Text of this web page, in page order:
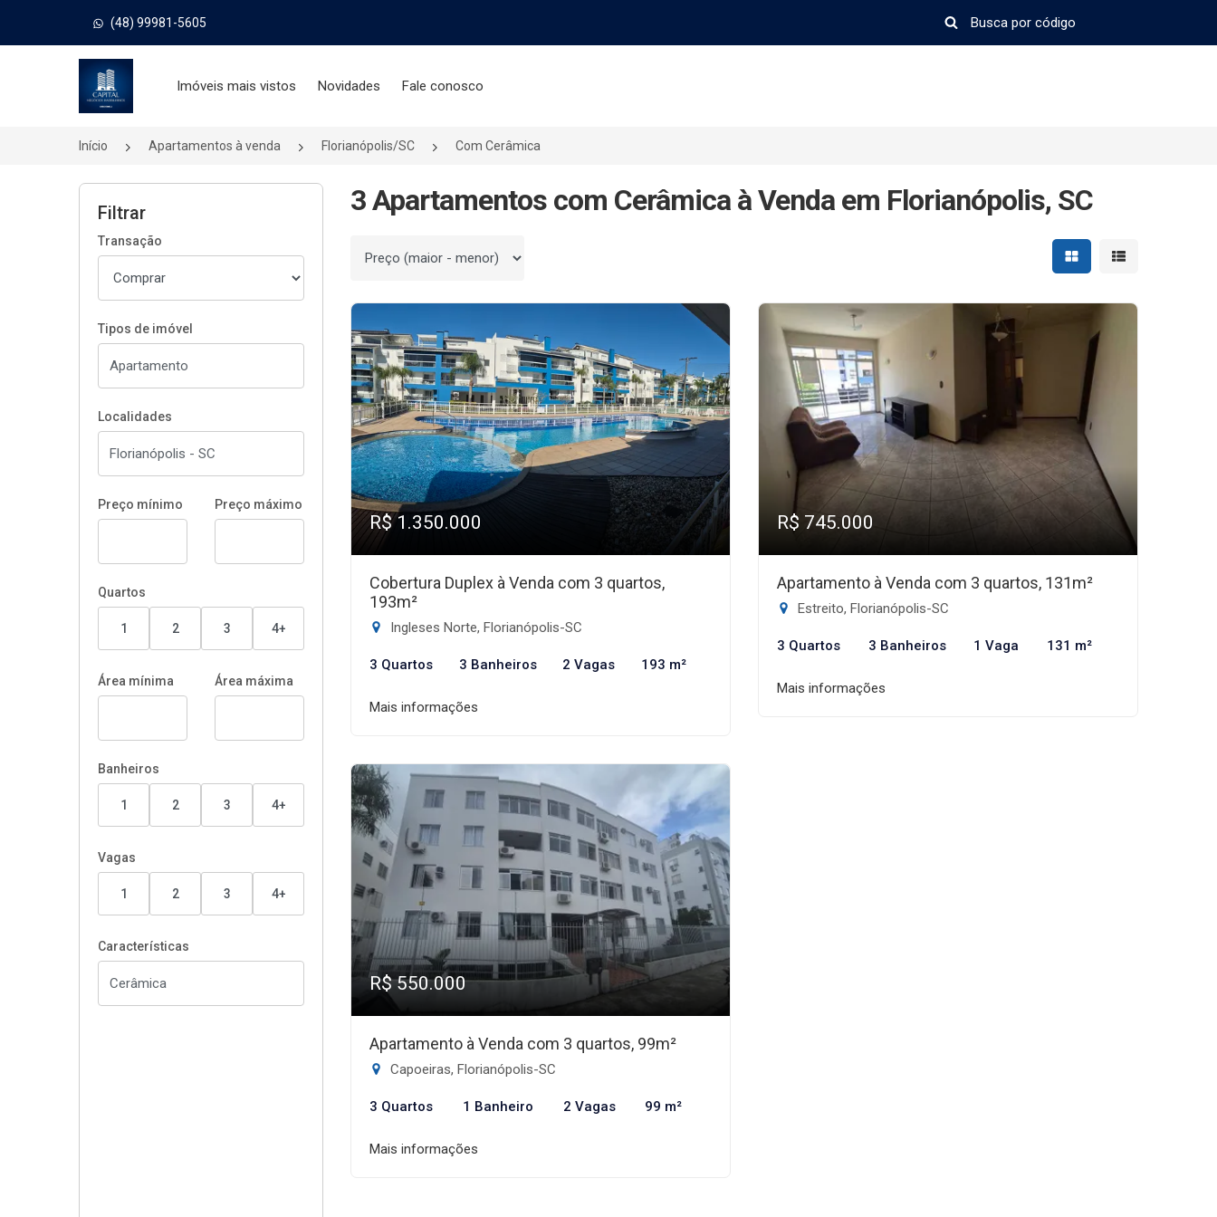
(48) 99981-5605
Página inicial
Imóveis mais vistos Novidades Fale conosco
Início Apartamentos à venda Florianópolis/SC Com Cerâmica
Filtrar
Transação
Tipos de imóvel
Localidades
Preço mínimo Preço máximo
Quartos
1 2 3 4+
Área mínima Área máxima
Banheiros
1 2 3 4+
Vagas
1 2 3 4+
Características
3 Apartamentos com Cerâmica à Venda em Florianópolis, SC
Ordenar por Mostrar resultados em
Mostrar
R$ 1.350.000
Cobertura Duplex à Venda com 3 quartos,
193m²
Ingleses Norte, Florianópolis-SC
3 Quartos 3 Banheiros 2 Vagas 193 m²
Mais informações
R$ 745.000
Apartamento à Venda com 3 quartos, 131m²
Estreito, Florianópolis-SC
3 Quartos 3 Banheiros 1 Vaga 131 m²
Mais informações
R$ 550.000
Apartamento à Venda com 3 quartos, 99m²
Capoeiras, Florianópolis-SC
3 Quartos 1 Banheiro 2 Vagas 99 m²
Mais informações